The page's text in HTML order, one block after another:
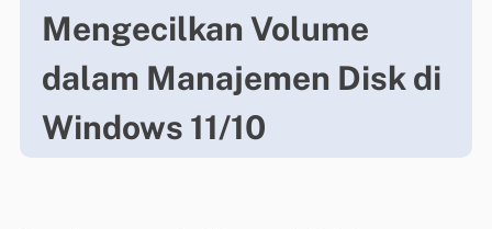
Mengecilkan Volume
dalam Manajemen Disk di
Windows 11/10